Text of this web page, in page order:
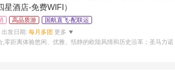
酒店-免费WIFI）
高品质游
国航直飞-配联运
出发日期: 每月多团 更多
零距离体验悠闲、优雅、恬静的欧陆风情和历史沿革；圣马力诺